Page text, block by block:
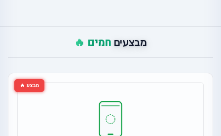
מבצעים חמים 🔥
מבצע 🔥